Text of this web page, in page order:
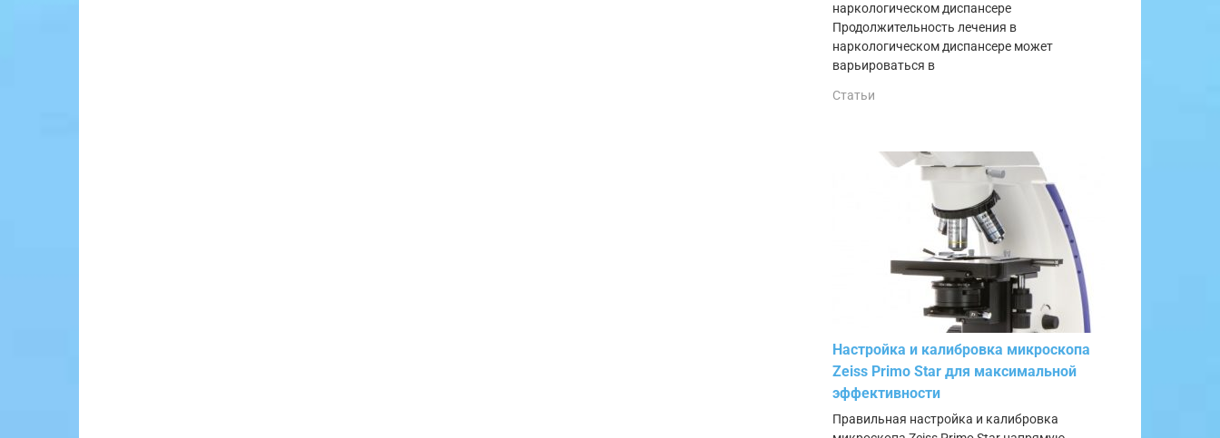
наркологическом диспансере
Продолжительность лечения в
наркологическом диспансере может
варьироваться в
Статьи
Настройка и калибровка микроскопа
Zeiss Primo Star для максимальной
эффективности
Правильная настройка и калибровка